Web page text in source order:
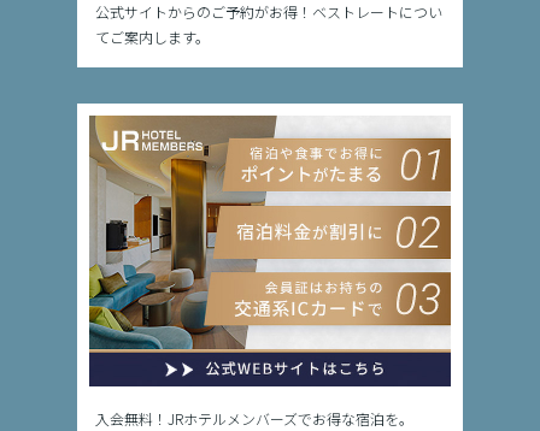
公式サイトからのご予約がお得！ベストレートについ
てご案内します。
入会無料！JRホテルメンバーズでお得な宿泊を。